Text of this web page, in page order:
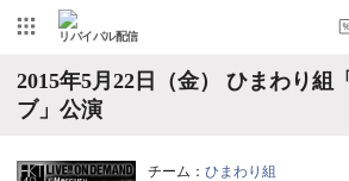
リバイバル配信
2015年5月22日（金） ひまわり組
ブ」公演
チーム： ひまわり組